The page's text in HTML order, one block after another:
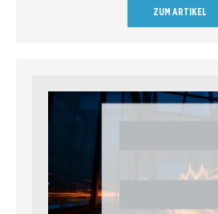
ZUM ARTIKEL